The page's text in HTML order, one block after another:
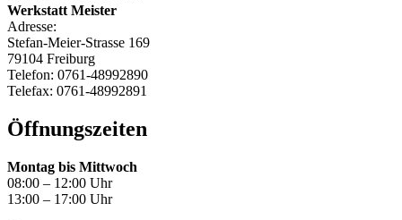
Werkstatt Meister
Adresse:
Stefan-Meier-Strasse 169
79104 Freiburg
Telefon: 0761-48992890
Telefax: 0761-48992891
Öffnungszeiten
Montag bis Mittwoch
08:00 – 12:00 Uhr
13:00 – 17:00 Uhr